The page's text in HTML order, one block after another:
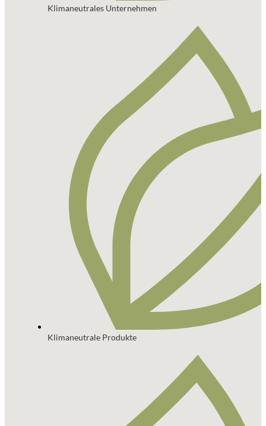
Klimaneutrales Unternehmen
Klimaneutrale Produkte